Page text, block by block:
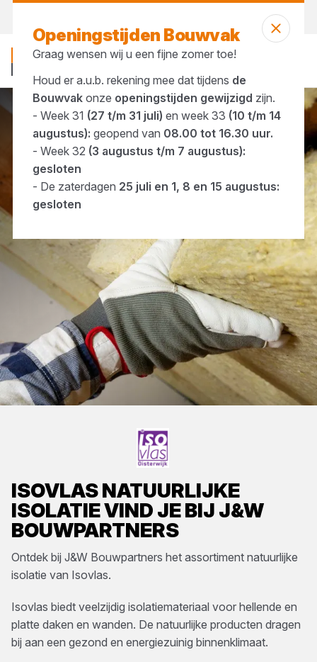
ISOVLASNATUURLIJKE
ISOLATIEVIND JE BIJ J&W
BOUWPARTNERS
Ontdek bij J&W Bouwpartners het assortiment natuurlijke
isolatie van Isovlas.
Isovlas biedt veelzijdig isolatiemateriaal voor hellende en
platte daken en wanden. De natuurlijke producten dragen
bij aan een gezond en energiezuinig binnenklimaat.
Merken Isovlas
Openingstijden Bouwvak
Graag wensen wij u een fijne zomer toe!
Houd er a.u.b. rekening mee dat tijdens de
Bouwvakonze openingstijden gewijzigd zijn.
- Week 31 (27 t/m 31 juli) en week 33 (10 t/m 14
augustus): geopend van 08.00 tot 16.30 uur.
- Week 32 (3 augustus t/m 7 augustus):
gesloten
- De zaterdagen 25 juli en 1, 8 en 15 augustus:
gesloten